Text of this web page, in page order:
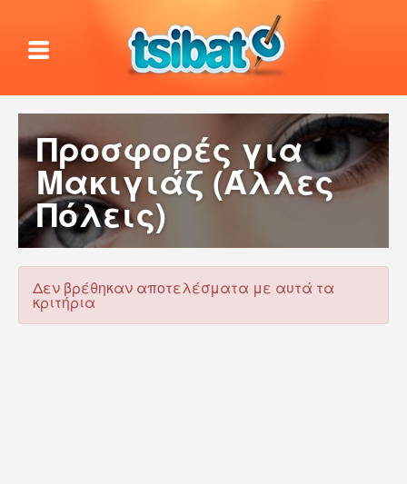
Προσφορές για
Μακιγιάζ (Άλλες
Πόλεις)
Δεν βρέθηκαν αποτελέσματα με αυτά τα
κριτήρια